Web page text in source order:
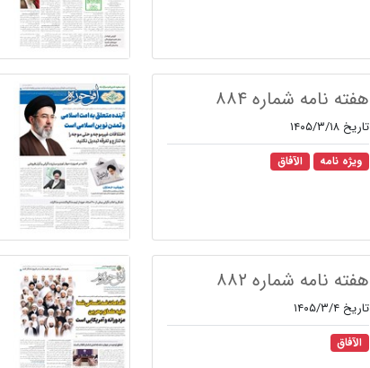
هفته نامه شماره ۸۸۴
تاریخ ۱۴۰۵/۳/۱۸
ویژه نامه الآفاق
هفته نامه شماره ۸۸۲
تاریخ ۱۴۰۵/۳/۴
الآفاق